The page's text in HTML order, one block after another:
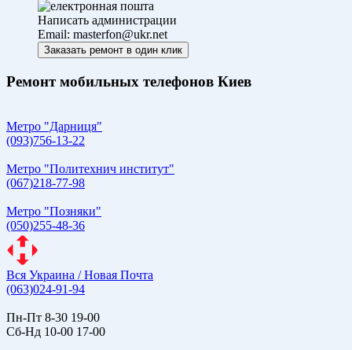
Написать администрации
Email: masterfon@ukr.net
Ремонт мобильных телефонов Киев
Метро "Дарниця"
(093)756-13-22
Метро "Политехнич институт"
(067)218-77-98
Метро "Позняки"
(050)255-48-36
Вся Украина / Новая Почта
(063)024-91-94
Пн-Пт 8-30 19-00
Сб-Нд 10-00 17-00